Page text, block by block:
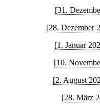
[31.
[28. Dezember
[1. Januar
[10.
[2. August
[28. März